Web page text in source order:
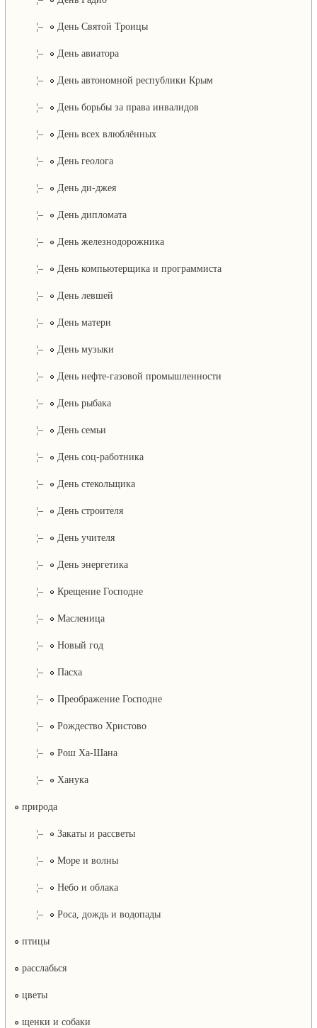
¦– День Святой Троицы
¦– День авиатора
¦– День автономной республики Крым
¦– День борьбы за права инвалидов
¦– День всех влюблённых
¦– День геолога
¦– День ди-джея
¦– День дипломата
¦– День железнодорожника
¦– День компьютерщика и программиста
¦– День левшей
¦– День матери
¦– День музыки
¦– День нефте-газовой промышленности
¦– День рыбака
¦– День семьи
¦– День соц-работника
¦– День стекольщика
¦– День строителя
¦– День учителя
¦– День энергетика
¦– Крещение Господне
¦– Масленица
¦– Новый год
¦– Пасха
¦– Преображение Господне
¦– Рождество Христово
¦– Рош Ха-Шана
¦– Ханука
природа
¦– Закаты и рассветы
¦– Море и волны
¦– Небо и облака
¦– Роса, дождь и водопады
птицы
расслабься
цветы
щенки и собаки